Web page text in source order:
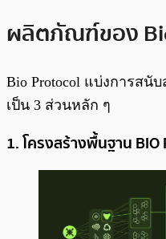
ผลิตภัณฑ์ของ
Bio Protocol แบ่งการส
เป็น 3 ส่วนหลัก ๆ
1. โครงสร้างพื้นฐาน